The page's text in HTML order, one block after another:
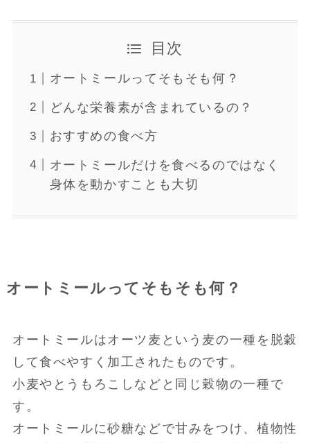
目次
オートミールってそもそも何？
どんな栄養素が含まれているの？
おすすめの食べ方
オートミールだけを食べるのではなく
身体を動かすことも大切
オートミールってそもそも何？
オートミールはオーツ麦という麦の一種を脱穀
して食べやすく加工されたものです。
小麦やとうもろこしなどと同じ穀物の一種で
す。
オートミールに砂糖などで甘みをつけ、植物性